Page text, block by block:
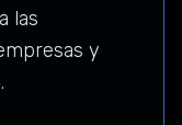
las
y